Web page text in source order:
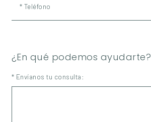
* Teléfono
¿En qué podemos ayudarte?
* Envíanos tu consulta: